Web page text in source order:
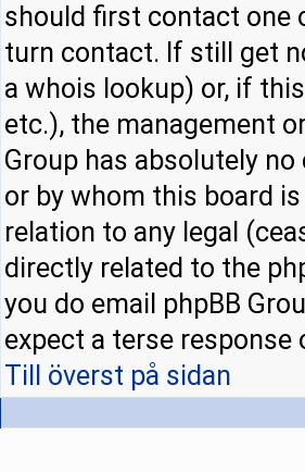
should first contact one
turn contact. If still get
a whois lookup) or, if
etc.), the management
Group has absolutely
or by whom this board
relation to any legal
directly related to the
you do email phpBB
expect a terse response
Till överst på sidan